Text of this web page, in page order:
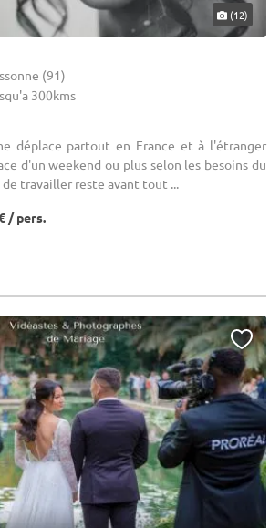
(12)
(91)
300kms
déplace partout en France et à l'étranger
d'un weekend ou plus selon les besoins du
travailler reste avant tout ...
/ pers.